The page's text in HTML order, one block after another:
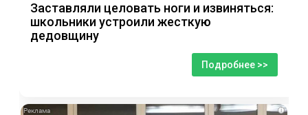
Заставляли целовать ноги и извиняться:
школьники устроили жесткую
дедовщину
Подробнее >>
i